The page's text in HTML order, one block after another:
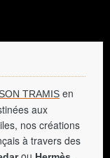
TRAMIS en
aux
nos créations
à travers des